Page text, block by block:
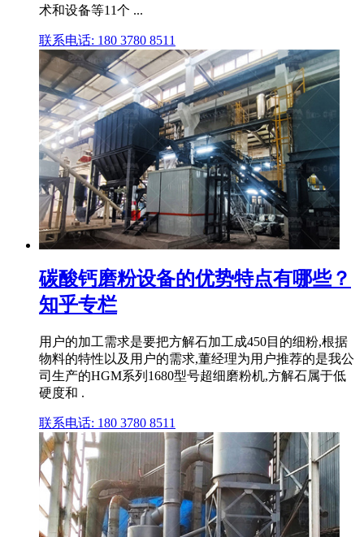
术和设备等11个 ...
联系电话: 180 3780 8511
碳酸钙磨粉设备的优势特点有哪些？
知乎专栏
用户的加工需求是要把方解石加工成450目的细粉,根据
物料的特性以及用户的需求,董经理为用户推荐的是我公
司生产的HGM系列1680型号超细磨粉机,方解石属于低
硬度和 .
联系电话: 180 3780 8511